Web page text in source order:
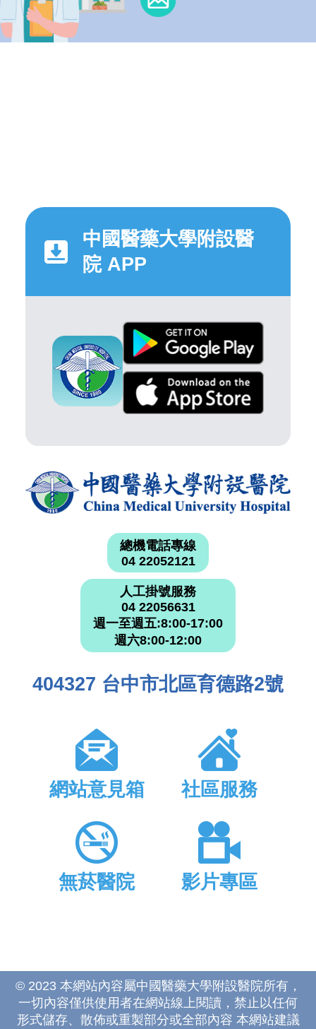
中國醫藥大學附設醫
院 APP
總機電話專線
04 22052121
人工掛號服務
04 22056631
週一至週五:8:00-17:00
週六8:00-12:00
404327 台中市北區育德路2號
網站意見箱 社區服務
無菸醫院 影片專區
© 2023 本網站內容屬中國醫藥大學附設醫院所有，
一切內容僅供使用者在網站線上閱讀，禁止以任何
形式儲存、散佈或重製部分或全部內容 本網站建議